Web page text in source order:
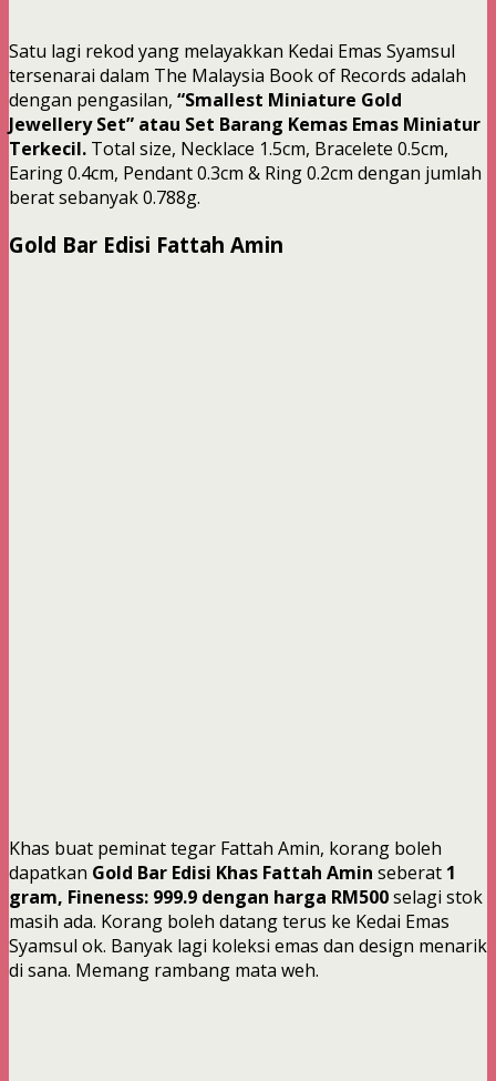
Satu lagi rekod yang melayakkan Kedai Emas Syamsul
tersenarai dalam The Malaysia Book of Records adalah
dengan pengasilan, “Smallest Miniature Gold
Jewellery Set” atau Set Barang Kemas Emas Miniatur
Terkecil. Total size, Necklace 1.5cm, Bracelete 0.5cm,
Earing 0.4cm, Pendant 0.3cm & Ring 0.2cm dengan jumlah
berat sebanyak 0.788g.
Gold Bar Edisi Fattah Amin
Khas buat peminat tegar Fattah Amin, korang boleh
dapatkan Gold Bar Edisi Khas Fattah Amin seberat 1
gram, Fineness: 999.9 dengan harga RM500selagi stok
masih ada. Korang boleh datang terus ke Kedai Emas
Syamsul ok. Banyak lagi koleksi emas dan design menarik
di sana. Memang rambang mata weh.